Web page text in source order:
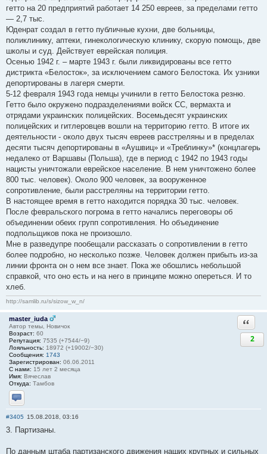
гетто на 20 предприятий работает 14 250 евреев, за пределами гетто
— 2,7 тыс.
Юденрат создал в гетто публичные кухни, две больницы,
поликлинику, аптеки, гинекологическую клинику, скорую помощь, две
школы и суд. Действует еврейская полиция.
Осенью 1942 г. – марте 1943 г. были ликвидированы все гетто
дистрикта «Белосток», за исключением самого Белостока. Их узники
депортированы в лагеря смерти.
5-12 февраля 1943 года немцы учинили в гетто Белостока резню.
Гетто было окружено подразделениями войск СС, вермахта и
отрядами украинских полицейских. Восемьдесят украинских
полицейских и гитлеровцев вошли на территорию гетто. В итоге их
деятельности - около двух тысяч евреев расстреляны и в пределах
десяти тысяч депортированы в «Аушвиц» и «Треблинку»* (концлагерь
недалеко от Варшавы (Польша), где в период с 1942 по 1943 годы
нацисты уничтожали еврейское население. В нем уничтожено более
800 тыс. человек). Около 900 человек, за вооруженное
сопротивление, были расстреляны на территории гетто.
В настоящее время в гетто находится порядка 30 тыс. человек.
После февральского погрома в гетто начались переговоры об
объединении обеих групп сопротивления. Но объединение
подпольщиков пока не произошло.
Мне в разведупре пообещали рассказать о сопротивлении в гетто
более подробно, но несколько позже. Человек должен прибыть из-за
линии фронта он о нем все знает. Пока же обошлись небольшой
справкой, что оно есть и на него в принципе можно опереться. И то
хлеб.
http://samlib.ru/s/sizow_w_n/
master_iuda
Автор темы, Новичок
Возраст: 60
Репутация: 7535 (+7544/−9)
Лояльность: 18972 (+19002/−30)
Сообщения: 1743
Зарегистрирован: 06.06.2011
С нами: 15 лет 2 месяца
Имя: Вячеслав
Откуда: Тамбов
Отправить личное сообщение
2
#3405 15.08.2018, 03:16
3. Партизаны.
По данным штаба партизанского движения наших крупных и сильных